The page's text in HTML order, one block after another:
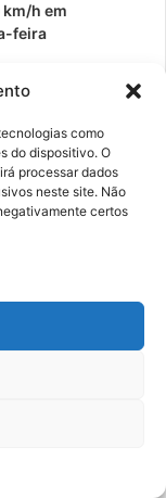
como
do dispositivo. O
processar dados
neste site. Não
certos
h em
feira
do IDEB no
por:
Publicidade